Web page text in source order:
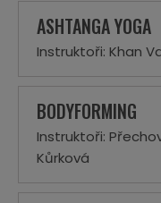
ASHTANGA YOGA
Instruktoři: Khan
BODYFORMING
Instruktoři:
Kůrková